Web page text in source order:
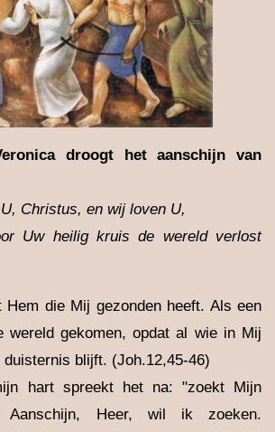
droogt het aanschijn van
Christus, en wij loven U,
Uw heilig kruis de wereld verlost
die Mij gezonden heeft. Als een
wereld gekomen, opdat al wie in Mij
blijft. (Joh.12,45-46)
hart spreekt het na: "zoekt Mijn
Aanschijn, Heer, wil ik zoeken.